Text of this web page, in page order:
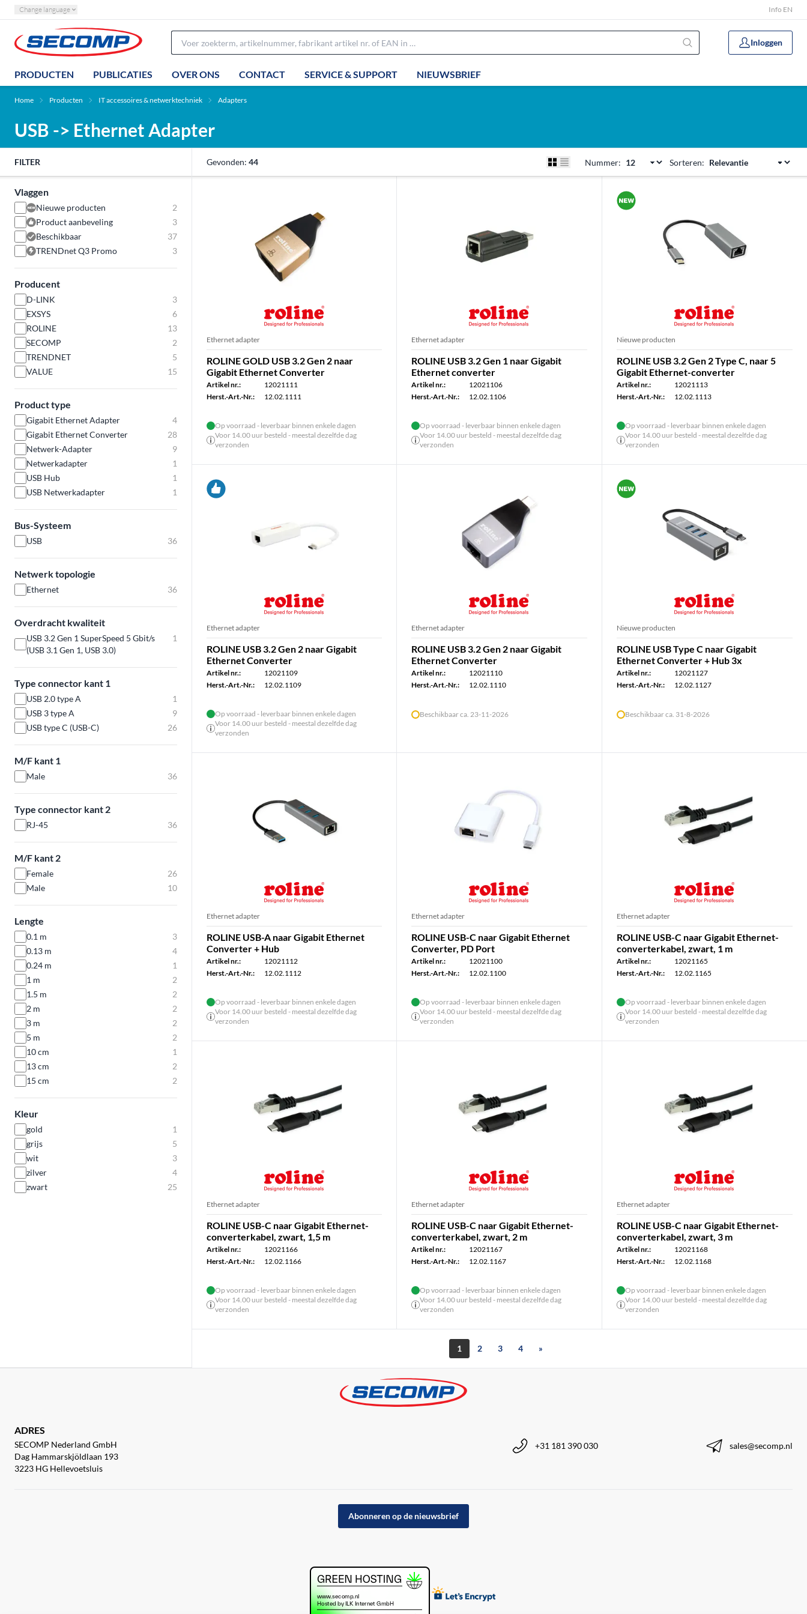
Change language Info EN
Inloggen
PRODUCTEN PUBLICATIES OVER ONS CONTACT SERVICE & SUPPORT NIEUWSBRIEF
Home Producten IT accessoires & netwerktechniek Adapters
USB -> Ethernet Adapter
FILTER
Vlaggen
Nieuwe producten
2
Product aanbeveling
3
Beschikbaar
37
TRENDnet Q3 Promo
3
Producent
D-LINK
3
EXSYS
6
ROLINE
13
SECOMP
2
TRENDNET
5
VALUE
15
Product type
Gigabit Ethernet Adapter
4
Gigabit Ethernet Converter
28
Netwerk-Adapter
9
Netwerkadapter
1
USB Hub
1
USB Netwerkadapter
1
Bus-Systeem
USB 36
Netwerk topologie
Ethernet 36
Overdracht kwaliteit
USB 3.2 Gen 1 SuperSpeed 5 Gbit/s
(USB 3.1 Gen 1, USB 3.0)
1
Type connector kant 1
USB 2.0 type A
1
USB 3 type A
9
USB type C (USB-C)
26
M/F kant 1
Male 36
Type connector kant 2
RJ-45 36
M/F kant 2
Female
26
Male
10
Lengte
0.1 m
3
0.13 m
4
0.24 m
1
1 m
2
1.5 m
2
2 m
2
3 m
2
5 m
2
10 cm
1
13 cm
2
15 cm
2
Kleur
gold
1
grijs
5
wit
3
zilver
4
zwart
25
Gevonden: 44 Nummer: Sorteren:
Ethernet adapter
ROLINE GOLD USB 3.2 Gen 2 naar
Gigabit Ethernet Converter
Artikel nr.:
12021111
Herst.-Art.-Nr.:
12.02.1111
Op voorraad - leverbaar binnen enkele dagen
Voor 14.00 uur besteld - meestal dezelfde dag
verzonden
Ethernet adapter
ROLINE USB 3.2 Gen 1 naar Gigabit
Ethernet converter
Artikel nr.:
12021106
Herst.-Art.-Nr.:
12.02.1106
Op voorraad - leverbaar binnen enkele dagen
Voor 14.00 uur besteld - meestal dezelfde dag
verzonden
Nieuwe producten
ROLINE USB 3.2 Gen 2 Type C, naar 5
Gigabit Ethernet-converter
Artikel nr.:
12021113
Herst.-Art.-Nr.:
12.02.1113
Op voorraad - leverbaar binnen enkele dagen
Voor 14.00 uur besteld - meestal dezelfde dag
verzonden
Ethernet adapter
ROLINE USB 3.2 Gen 2 naar Gigabit
Ethernet Converter
Artikel nr.:
12021109
Herst.-Art.-Nr.:
12.02.1109
Op voorraad - leverbaar binnen enkele dagen
Voor 14.00 uur besteld - meestal dezelfde dag
verzonden
Ethernet adapter
ROLINE USB 3.2 Gen 2 naar Gigabit
Ethernet Converter
Artikel nr.:
12021110
Herst.-Art.-Nr.:
12.02.1110
Beschikbaar ca. 23-11-2026
Nieuwe producten
ROLINE USB Type C naar Gigabit
Ethernet Converter + Hub 3x
Artikel nr.:
12021127
Herst.-Art.-Nr.:
12.02.1127
Beschikbaar ca. 31-8-2026
Ethernet adapter
ROLINE USB-A naar Gigabit Ethernet
Converter + Hub
Artikel nr.:
12021112
Herst.-Art.-Nr.:
12.02.1112
Op voorraad - leverbaar binnen enkele dagen
Voor 14.00 uur besteld - meestal dezelfde dag
verzonden
Ethernet adapter
ROLINE USB-C naar Gigabit Ethernet
Converter, PD Port
Artikel nr.:
12021100
Herst.-Art.-Nr.:
12.02.1100
Op voorraad - leverbaar binnen enkele dagen
Voor 14.00 uur besteld - meestal dezelfde dag
verzonden
Ethernet adapter
ROLINE USB-C naar Gigabit Ethernet-
converterkabel, zwart, 1 m
Artikel nr.:
12021165
Herst.-Art.-Nr.:
12.02.1165
Op voorraad - leverbaar binnen enkele dagen
Voor 14.00 uur besteld - meestal dezelfde dag
verzonden
Ethernet adapter
ROLINE USB-C naar Gigabit Ethernet-
converterkabel, zwart, 1,5 m
Artikel nr.:
12021166
Herst.-Art.-Nr.:
12.02.1166
Op voorraad - leverbaar binnen enkele dagen
Voor 14.00 uur besteld - meestal dezelfde dag
verzonden
Ethernet adapter
ROLINE USB-C naar Gigabit Ethernet-
converterkabel, zwart, 2 m
Artikel nr.:
12021167
Herst.-Art.-Nr.:
12.02.1167
Op voorraad - leverbaar binnen enkele dagen
Voor 14.00 uur besteld - meestal dezelfde dag
verzonden
Ethernet adapter
ROLINE USB-C naar Gigabit Ethernet-
converterkabel, zwart, 3 m
Artikel nr.:
12021168
Herst.-Art.-Nr.:
12.02.1168
Op voorraad - leverbaar binnen enkele dagen
Voor 14.00 uur besteld - meestal dezelfde dag
verzonden
1 2 3 4 »
ADRES
SECOMP Nederland GmbH
Dag Hammarskjöldlaan 193
3223 HG Hellevoetsluis
+31 181 390 030 sales@secomp.nl
Abonneren op de nieuwsbrief